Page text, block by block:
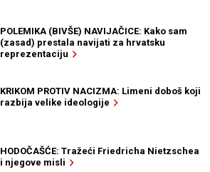
POLEMIKA (BIVŠE) NAVIJAČICE: Kako sam
(zasad) prestala navijati za hrvatsku
reprezentaciju
KRIKOM PROTIV NACIZMA: Limeni doboš koji
razbija velike ideologije
HODOČAŠĆE: Tražeći Friedricha Nietzschea
i njegove misli